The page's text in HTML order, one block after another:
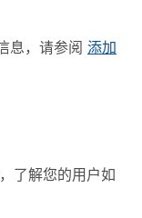
息，请参阅 添加
了解您的用户如